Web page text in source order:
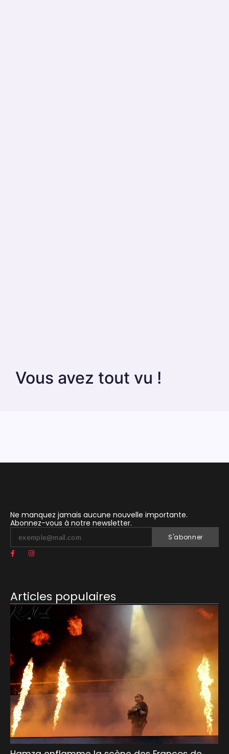
Vous avez tout vu !
Ne manquez jamais aucune nouvelle importante.
Abonnez-vous à notre newsletter.
S'abonner
Articles populaires